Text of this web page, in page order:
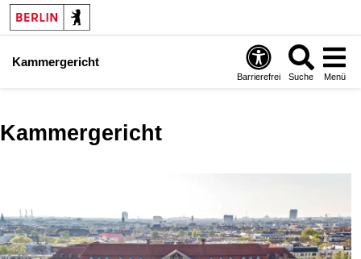
Kammergericht
Barrierefrei Suche Menü
Kammergericht